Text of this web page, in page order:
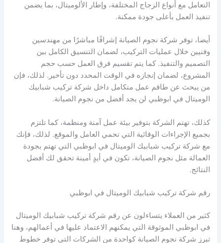
التعامل مع أنواع الزجاج المختلفة، وإطار الألوميتال، بما يضمن
تنفيذ العمل بأعلى جودة ممكنة.
أيضا، توفر شركة نجوم الصيانة إشرافًا مباشرًا من مهندسين
وفنيين خلال عمليات التركيب، لضمان التنسيق الكامل بين
التصميم والتنفيذ. كما يتم تقسيم فرق العمل حسب حجم
المشروع، لضمان إنجازه في الوقت المحدد دون تأخير. لذلك، فإن
من يبحث عن طاقم عمل متكامل داخل شركة تركيب شبابيك
الوميتال في ابوظبي لن يجد أفضل من نجوم الصيانة.
كذلك، تهتم الشركة بتوفير بيئة عمل آمنة ومنظمة، كما تلتزم
بجميع الإجراءات الوقائية التي تحمي العامل والموقع. لذلك، فإنك
مع شركة تركيب شبابيك الوميتال في ابوظبي التي تهتم بجودة
العمالة مثل نجوم الصيانة، تكون في أيدٍ أمينة تحقق لك أفضل
النتائج.
رقم شركة تركيب شبابيك الوميتال في ابوظبي
كثير من العملاء يتساءلون عن رقم شركة تركيب شبابيك الوميتال
في ابوظبي الموثوقة التي يمكنهم الاعتماد عليها في أعمالهم، وهنا
تبرز شركة نجوم الصيانة كواحدة من الشركات التي توفر خطوط